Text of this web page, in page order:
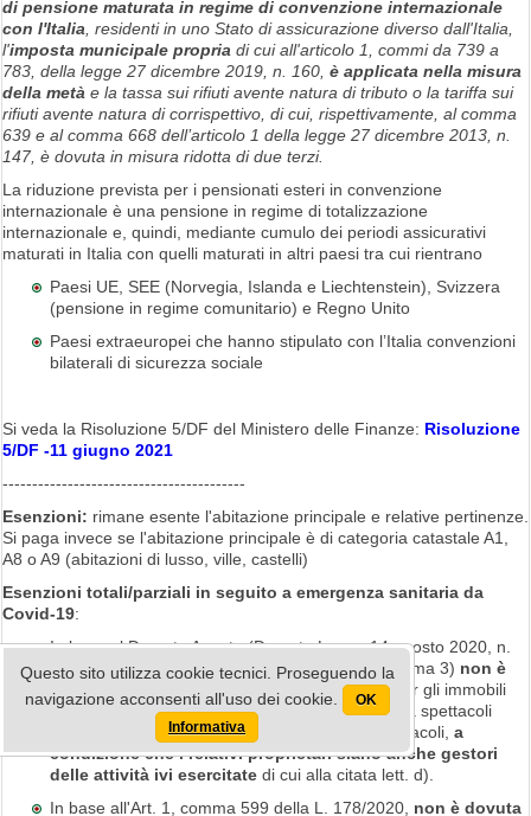
di pensione maturata in regime di convenzione internazionale
con l'Italia , residenti in uno Stato di assicurazione diverso dall'Italia,
l'imposta municipale propria di cui all'articolo 1, commi da 739 a
783, della legge 27 dicembre 2019, n. 160, è applicata nella misura
della metà e la tassa sui rifiuti avente natura di tributo o la tariffa sui
rifiuti avente natura di corrispettivo, di cui, rispettivamente, al comma
639 e al comma 668 dell’articolo 1 della legge 27 dicembre 2013, n.
147, è dovuta in misura ridotta di due terzi.
La riduzione prevista per i pensionati esteri in convenzione
internazionale è una pensione in regime di totalizzazione
internazionale e, quindi, mediante cumulo dei periodi assicurativi
maturati in Italia con quelli maturati in altri paesi tra cui rientrano
Paesi UE, SEE (Norvegia, Islanda e Liechtenstein), Svizzera
(pensione in regime comunitario) e Regno Unito
Paesi extraeuropei che hanno stipulato con l’Italia convenzioni
bilaterali di sicurezza sociale
Si veda la Risoluzione 5/DF del Ministero delle Finanze: Risoluzione
5/DF -11 giugno 2021
-----------------------------------------
Esenzioni: rimane esente l'abitazione principale e relative pertinenze.
Si paga invece se l'abitazione principale è di categoria catastale A1,
A8 o A9 (abitazioni di lusso, ville, castelli)
Esenzioni totali/parziali in seguito a emergenza sanitaria da
Covid-19:
In base al Decreto Agosto (Decreto Legge 14 agosto 2020, n.
104 – articolo 78) per gli anni 2021e2022(comma 3) non è
dovuta l'Imposta Municipale Propria (IMU)per gli immobili
rientranti nella categoria catastale D/3 destinati a spettacoli
cinematografici, teatri e sale per concerti e spettacoli, a
condizione che i relativi proprietari siano anche gestori
delle attività ivi esercitatedi cui alla citata lett. d).
In base all'Art. 1, comma 599 della L. 178/2020, non è dovuta
Questo sito utilizza cookie tecnici. Proseguendo la
navigazione acconsenti all'uso dei cookie.
OK
Informativa